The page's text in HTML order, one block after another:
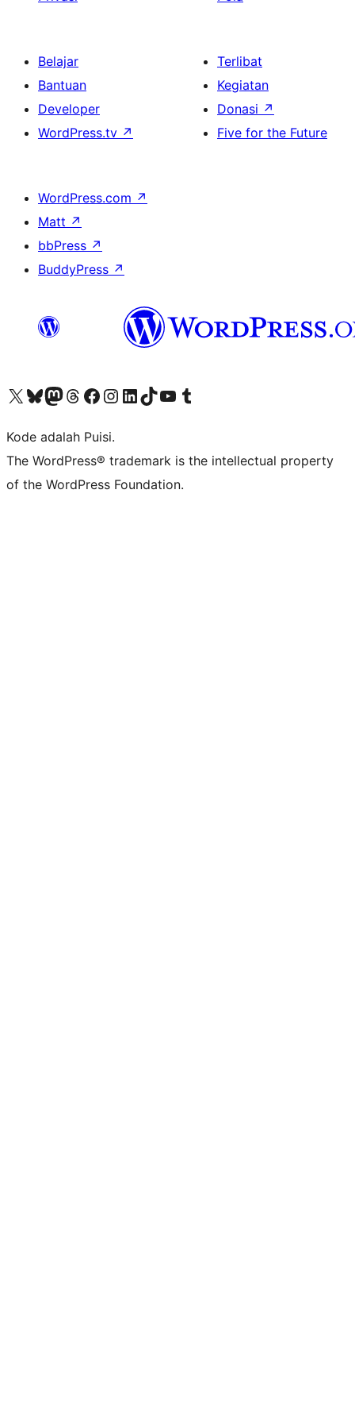
Belajar
Bantuan
Developer
WordPress.tv ↗
Terlibat
Kegiatan
Donasi ↗
Five for the Future
WordPress.com ↗
Matt ↗
bbPress ↗
BuddyPress ↗
Kunjungi akun X (sebelumnya Twitter) kamiVisit our Bluesky account
Kunjungi akun Mastodon kami
Visit our Threads account
Kunjungi halaman Facebook kamiKunjungi akun Instagram kamiKunjungi akun LinkedIn kami
Visit our TikTok account
Kunjungi channel YouTube kamiVisit our Tumblr account
Kode adalah Puisi.
The WordPress® trademark is the intellectual property
of the WordPress Foundation.